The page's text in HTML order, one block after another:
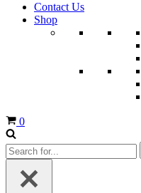
Contact Us
Shop
Cart
0
Search
for...